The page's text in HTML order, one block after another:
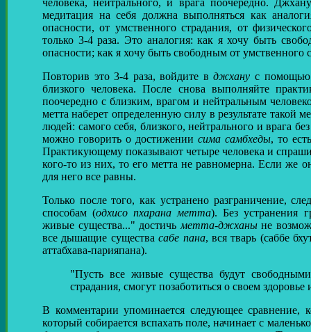
человека, нейтрального, и врага поочередно.
медитация на себя должна выполняться как
опасности, от умственного страдания, от
только 3-4 раза. Это аналогия: как я хочу быть
опасности; как я хочу быть свободным от умственного
Повторив это 3-4 раза, войдите вджхану с помощью
близкого человека. После снова выполняйте
поочередно с близким, врагом и нейтральным
метта наберет определенную силу в результате
людей: самого себя, близкого, нейтрального и врага
можно говорить о достижении сима самбхеды, то
Практикующему показывают четыре человека и
кого-то из них, то его метта не равномерна. Если же
для него все равны.
Только после того, как устранено разграничение,
способам (одхисо пхарана метта). Без устранения
живые существа..." достичь метта-джханыне
все дышащие существасабе пана, вся тварь (саббе
аттабхава-парияпана).
"Пусть все живые существа будут
страдания, смогут позаботиться о своем здоровье
В комментарии упоминается следующее сравнение,
который собирается вспахать поле, начинает с